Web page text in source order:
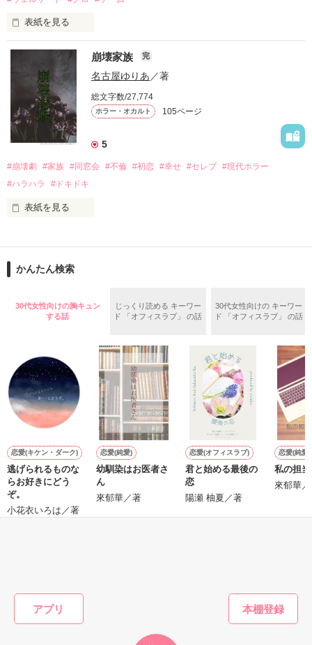
アプリ
自分勝手な女子高生たちの
恋と友情、そして……
バケモノを生んで、殺して、殺される物語。
2015.12.27.完結公開
表紙を見る
円形の都市で、生きる為に人を殺す。
定められたシステムに抗う事が出来ずに、流されるままに。
殺し殺され、命の灯が完全に消えるまで。
高い壁に阻まれ、出る事が出来ない街。
現れる獣のような怪物。
俺達は、生きる為に人を殺す。
作品を読む
崩壊家族 完
名古屋ゆりあ／著
総文字数/27,774
ホラー・オカルト 105ページ
5
#崩壊劇 #家族 #同窓会 #不倫 #初恋 #幸せ #セレブ #現代ホラー
#ハラハラ
#ドキドキ
表紙を見る
どこで道を間違えてしまったのだろう？
“幸せになりたい”
それだけだった
☆★完結しました☆★
本編
2011.10.01～2011.10.13
blanket様、Nanoha様、みき様
レビューありがとうございました！
かんたん検索
30代女性向けの胸キュン
する話
じっくり読める キーワー
ド 「オフィスラブ」 の話
30代女性向けの キーワー
ド 「オフィスラブ」 の話
恋愛(キケン・ダーク)
逃げられるものな
らお好きにどう
ぞ。
小花衣いろは／著
恋愛(純愛)
幼馴染はお医者さ
ん
來郁華／著
恋愛(オフィスラブ)
君と始める最後の
恋
陽瀬 柚夏／著
恋愛(純愛)
私の担
來郁華